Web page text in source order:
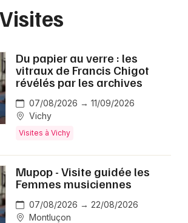
Du papier au verre : les
vitraux de Francis Chigot
révélés par les archives
07/08/2026 → 11/09/2026
Vichy
Visites à Vichy
Mupop - Visite guidée les
Femmes musiciennes
07/08/2026 → 22/08/2026
Montluçon
Ce week-end Autre